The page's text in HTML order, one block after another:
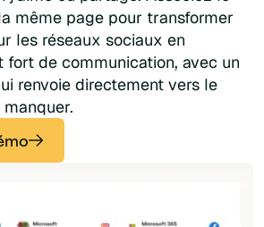
même page pour transformer
les réseaux sociaux en
fort de communication, avec un
renvoie directement vers le